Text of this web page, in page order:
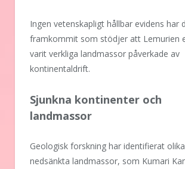
Ingen vetenskapligt hållbar evidens har
framkommit som stödjer att Lemurien
varit verkliga landmassor påverkade av
kontinentaldrift.
Sjunkna kontinenter och
landmassor
Geologisk forskning har identifierat olika
nedsänkta landmassor, som Kumari